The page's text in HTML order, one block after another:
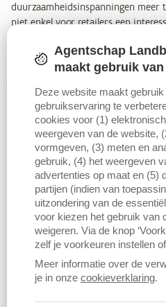
duurzaamheidsinspanningen meer
niet enkel voor retailers een
Enkele trends in de duurzame
De toenemende vraag naar bio
Het marktaandeel blijft klein.
Scharreleieren groeien verder
uitloopeieren volgen op de
De consumptie van duurzame
in 2016 en 2017, met meer dan
tijd.
De bestedingen aan biologisch
marktaandeel blijft zeer klein.
Fairtrade is nog steeds een
De omzetdaling in de
Agentschap
maakt gebruik
Deze website maakt
gebruikservaring te
cookies voor (1)
weergeven van de website,
vormgeven, (3) meten en
gebruik, (4) het weergeven
advertenties op maat en (5)
partijen (indien van
uitzondering van de
voor kiezen het gebruik van
weigeren. Via de knop
zelf je voorkeuren instellen
Meer informatie over de
je in onze cookieverklaring.